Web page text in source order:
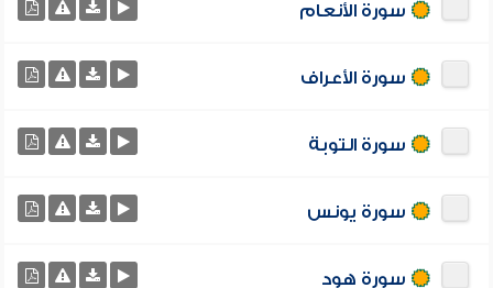
سورة الأنعام
سورة الأعراف
سورة التوبة
سورة يونس
سورة هود